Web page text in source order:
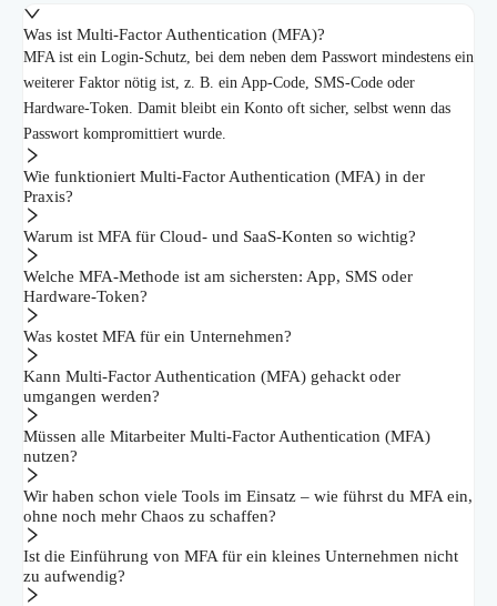
Was ist Multi-Factor Authentication (MFA)?
MFA ist ein Login-Schutz, bei dem neben dem Passwort mindestens ein
weiterer Faktor nötig ist, z. B. ein App-Code, SMS-Code oder
Hardware-Token. Damit bleibt ein Konto oft sicher, selbst wenn das
Passwort kompromittiert wurde.
Wie funktioniert Multi-Factor Authentication (MFA) in der
Praxis?
Warum ist MFA für Cloud- und SaaS-Konten so wichtig?
Welche MFA-Methode ist am sichersten: App, SMS oder
Hardware-Token?
Was kostet MFA für ein Unternehmen?
Kann Multi-Factor Authentication (MFA) gehackt oder
umgangen werden?
Müssen alle Mitarbeiter Multi-Factor Authentication (MFA)
nutzen?
Wir haben schon viele Tools im Einsatz – wie führst du MFA ein,
ohne noch mehr Chaos zu schaffen?
Ist die Einführung von MFA für ein kleines Unternehmen nicht
zu aufwendig?